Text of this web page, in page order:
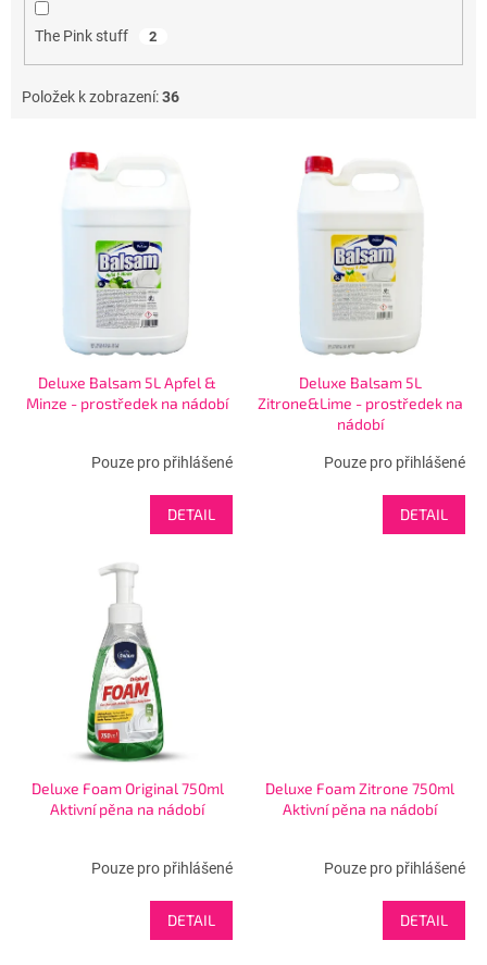
The Pink stuff 2
Položek k zobrazení:36
Deluxe Balsam 5L Apfel &
Minze - prostředek na nádobí
Pouze pro přihlášené
DETAIL
Deluxe Balsam 5L
Zitrone&Lime - prostředek na
nádobí
Pouze pro přihlášené
DETAIL
Deluxe Foam Original 750ml
Aktivní pěna na nádobí
Pouze pro přihlášené
DETAIL
Deluxe Foam Zitrone 750ml
Aktivní pěna na nádobí
Pouze pro přihlášené
DETAIL